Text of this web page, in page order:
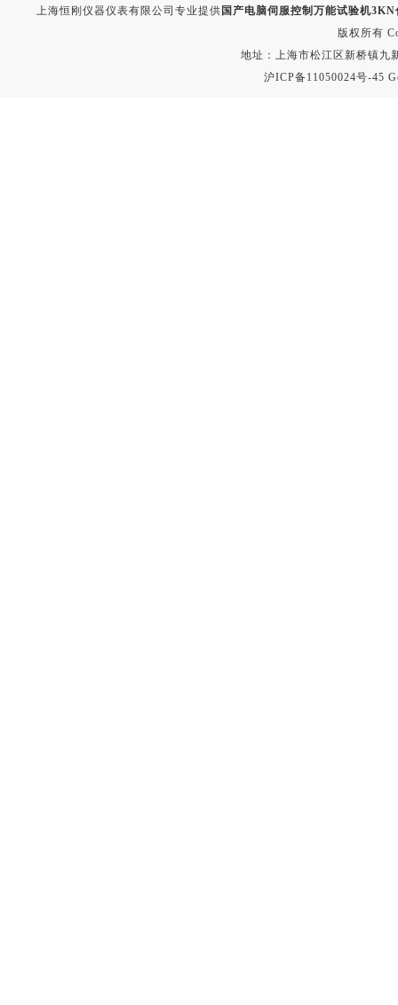
上海恒刚仪器仪表有限公司专业提供 国产电脑伺服控制万能试验机
版权所有
地址：上海市松江区新桥镇九
沪ICP备11050024号-45